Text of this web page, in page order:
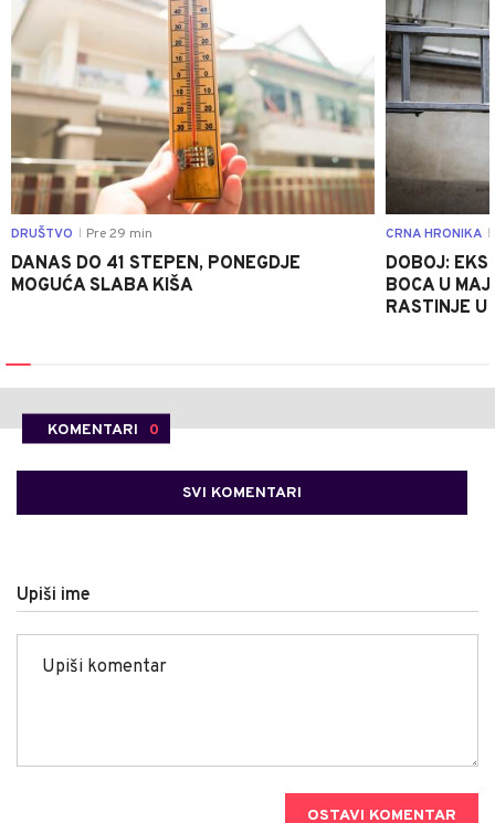
DRUŠTVO Pre 29 min
DANAS DO 41 STEPEN, PONEGDJE
MOGUĆA SLABA KIŠA
CRNA HRONIKA
DOBOJ:
BOCA U
RASTINJE U
KOMENTARI 0
SVI KOMENTARI
Upiši ime
OSTAVI KOMENTAR